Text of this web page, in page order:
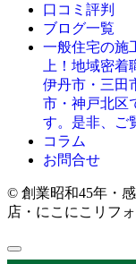
口コミ評判
ブログ一覧
一般住宅の施
上！地域密
伊丹市・三田
市・神戸北区
す。是非、ご
コラム
お問合せ
© 創業昭和45年・
店・にこにこリフ